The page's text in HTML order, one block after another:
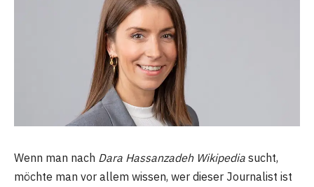
Wenn man nach Dara Hassanzadeh Wikipedia sucht,
möchte man vor allem wissen, wer dieser Journalist ist